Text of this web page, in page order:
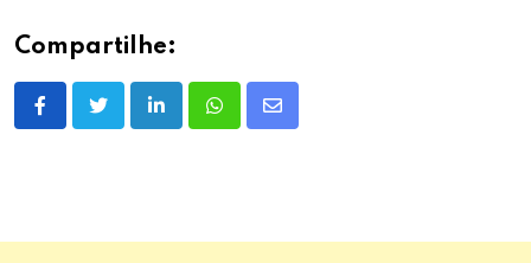
Compartilhe:
LinkedInWhatsappShare